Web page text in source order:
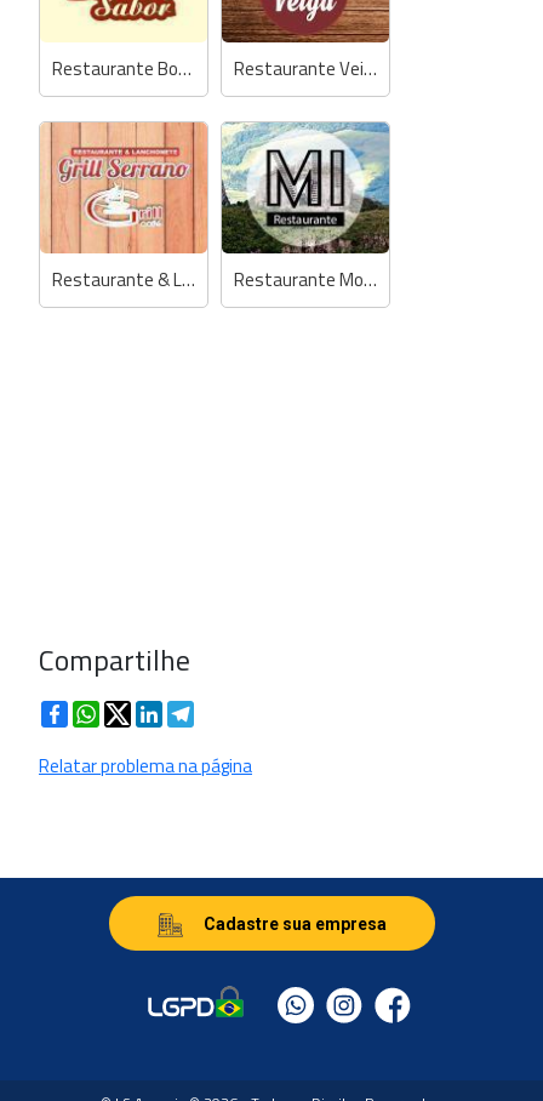
Restaurante Bom Sabor Restaurante Veiga
Restaurante & Lanchonete Grill Serrano Restaurante Morro da Igreja
Compartilhe
FacebookWhatsApp
TwitterLinkedIn
Relatar problema na página
Cadastre sua empresa